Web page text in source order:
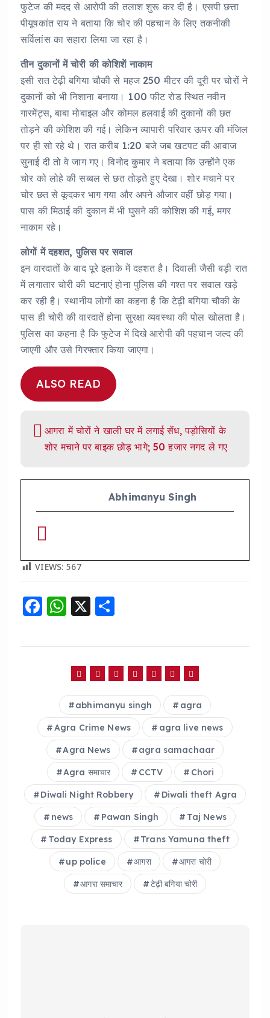
फुटेज की मदद से आरोपी की तलाश शुरू कर दी है। एसपी छत्ता
पीयूषकांत राय ने बताया कि चोर की पहचान के लिए तकनीकी
सर्विलांस का सहारा लिया जा रहा है।
तीन दुकानों में चोरी की कोशिशें नाकाम
इसी रात टेढ़ी बगिया चौकी से महज 250 मीटर की दूरी पर चोरों ने
दुकानों को भी निशाना बनाया। 100 फीट रोड स्थित नवीन
गारमेंट्स, बाबा मोबाइल और कोमल हलवाई की दुकानों की छत
तोड़ने की कोशिश की गई। लेकिन व्यापारी परिवार ऊपर की मंजिल
पर ही सो रहे थे। रात करीब 1:20 बजे जब खटपट की आवाज
सुनाई दी तो वे जाग गए। विनोद कुमार ने बताया कि उन्होंने एक
चोर को लोहे की सब्बल से छत तोड़ते हुए देखा। शोर मचाने पर
चोर छत से कूदकर भाग गया और अपने औजार वहीं छोड़ गया।
पास की मिठाई की दुकान में भी घुसने की कोशिश की गई, मगर
नाकाम रहे।
लोगों में दहशत, पुलिस पर सवाल
इन वारदातों के बाद पूरे इलाके में दहशत है। दिवाली जैसी बड़ी रात
में लगातार चोरी की घटनाएं होना पुलिस की गश्त पर सवाल खड़े
कर रही है। स्थानीय लोगों का कहना है कि टेढ़ी बगिया चौकी के
पास ही चोरी की वारदातें होना सुरक्षा व्यवस्था की पोल खोलता है।
पुलिस का कहना है कि फुटेज में दिखे आरोपी की पहचान जल्द की
जाएगी और उसे गिरफ्तार किया जाएगा।
ALSO READ
आगरा में चोरों ने खाली घर में लगाई सेंध, पड़ोसियों के
शोर मचाने पर बाइक छोड़ भागे; 50 हजार नगद ले गए
Abhimanyu Singh
VIEWS: 567
F
c
o
k
W
a
ts
A
p
p
X
a
re
abhimanyu singh agra
Agra Crime News agra live news
Agra News agra samachaar
Agra समाचार CCTV Chori
Diwali Night Robbery Diwali theft Agra
news Pawan Singh Taj News
Today Express Trans Yamuna theft
up police आगरा आगरा चोरी
आगरा समाचार टेढ़ी बगिया चोरी